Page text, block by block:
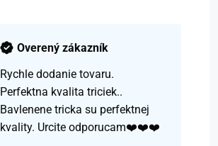
Overený zákazník
Rychle dodanie tovaru.
Perfektna kvalita triciek..
Bavlenene tricka su perfektnej
kvality. Urcite odporucam❤️❤️❤️